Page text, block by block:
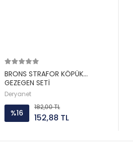
BRONS STRAFOR KÖPÜK
GEZEGEN SETİ
Deryanet
%16
182,00 TL
152,88 TL